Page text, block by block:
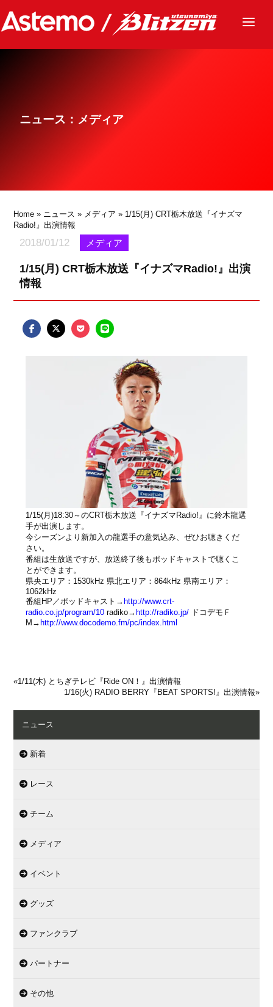
ニュース
グッズ
ニュース：メディア
Home » ニュース » メディア » 1/15(月) CRT栃木放送『イナズマ
Radio!』出演情報
2018/01/12 メディア
1/15(月) CRT栃木放送『イナズマRadio!』出演
情報
1/15(月)18:30～のCRT栃木放送『イナズマRadio!』に鈴木龍選
手が出演します。
今シーズンより新加入の龍選手の意気込み、ぜひお聴きくだ
さい。
番組は生放送ですが、放送終了後もポッドキャストで聴くこ
とができます。
県央エリア：1530kHz 県北エリア：864kHz 県南エリア：
1062kHz
番組HP／ポッドキャスト→ http://www.crt-
radio.co.jp/program/10 radiko→ http://radiko.jp/ ドコデモＦ
M→ http://www.docodemo.fm/pc/index.html
«1/11(木) とちぎテレビ『Ride ON！』出演情報
1/16(火) RADIO BERRY『BEAT SPORTS!』出演情報»
ニュース
新着
レース
チーム
メディア
イベント
グッズ
ファンクラブ
パートナー
その他